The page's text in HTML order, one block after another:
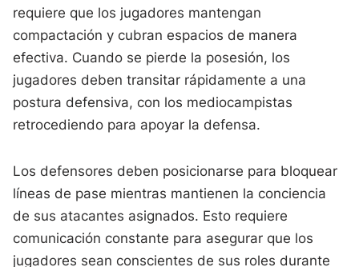
requiere que los jugadores mantengan
compactación y cubran espacios de manera
efectiva. Cuando se pierde la posesión, los
jugadores deben transitar rápidamente a una
postura defensiva, con los mediocampistas
retrocediendo para apoyar la defensa.
Los defensores deben posicionarse para bloquear
líneas de pase mientras mantienen la conciencia
de sus atacantes asignados. Esto requiere
comunicación constante para asegurar que los
jugadores sean conscientes de sus roles durante